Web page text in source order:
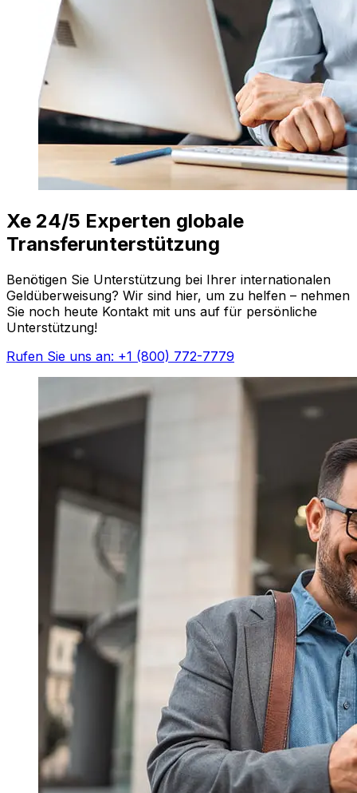
Xe 24/5 Experten globale
Transferunterstützung
Benötigen Sie Unterstützung bei Ihrer internationalen
Geldüberweisung? Wir sind hier, um zu helfen – nehmen
Sie noch heute Kontakt mit uns auf für persönliche
Unterstützung!
Rufen Sie uns an: +1 (800) 772-7779